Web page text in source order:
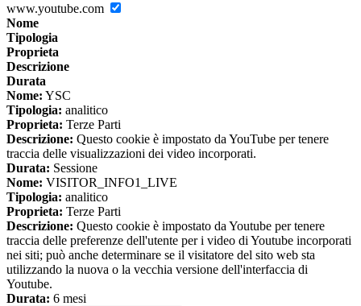
www.youtube.com
Nome
Tipologia
Proprieta
Descrizione
Durata
Nome: YSC
Tipologia: analitico
Proprieta: Terze Parti
Descrizione: Questo cookie è impostato da YouTube per tenere
traccia delle visualizzazioni dei video incorporati.
Durata: Sessione
Nome: VISITOR_INFO1_LIVE
Tipologia: analitico
Proprieta: Terze Parti
Descrizione: Questo cookie è impostato da Youtube per tenere
traccia delle preferenze dell'utente per i video di Youtube incorporati
nei siti; può anche determinare se il visitatore del sito web sta
utilizzando la nuova o la vecchia versione dell'interfaccia di
Youtube.
Durata: 6 mesi